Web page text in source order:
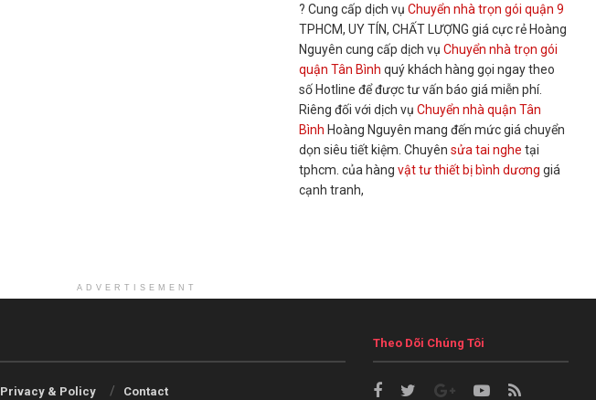
? Cung cấp dịch vụChuyển nhà trọn gói quận 9
TPHCM, UY TÍN, CHẤT LƯỢNG giá cực rẻ Hoàng
Nguyên cung cấp dịch vụChuyển nhà trọn gói
quận Tân Bình quý khách hàng gọi ngay theo
số Hotline để được tư vấn báo giá miễn phí.
Riêng đối với dịch vụChuyển nhà quận Tân
Bình Hoàng Nguyên mang đến mức giá chuyển
dọn siêu tiết kiệm. Chuyênsửa tai nghe tại
tphcm. của hàngvật tư thiết bị bình dương giá
cạnh tranh,
ADVERTISEMENT
Privacy & Policy Contact
Theo Dõi Chúng Tôi